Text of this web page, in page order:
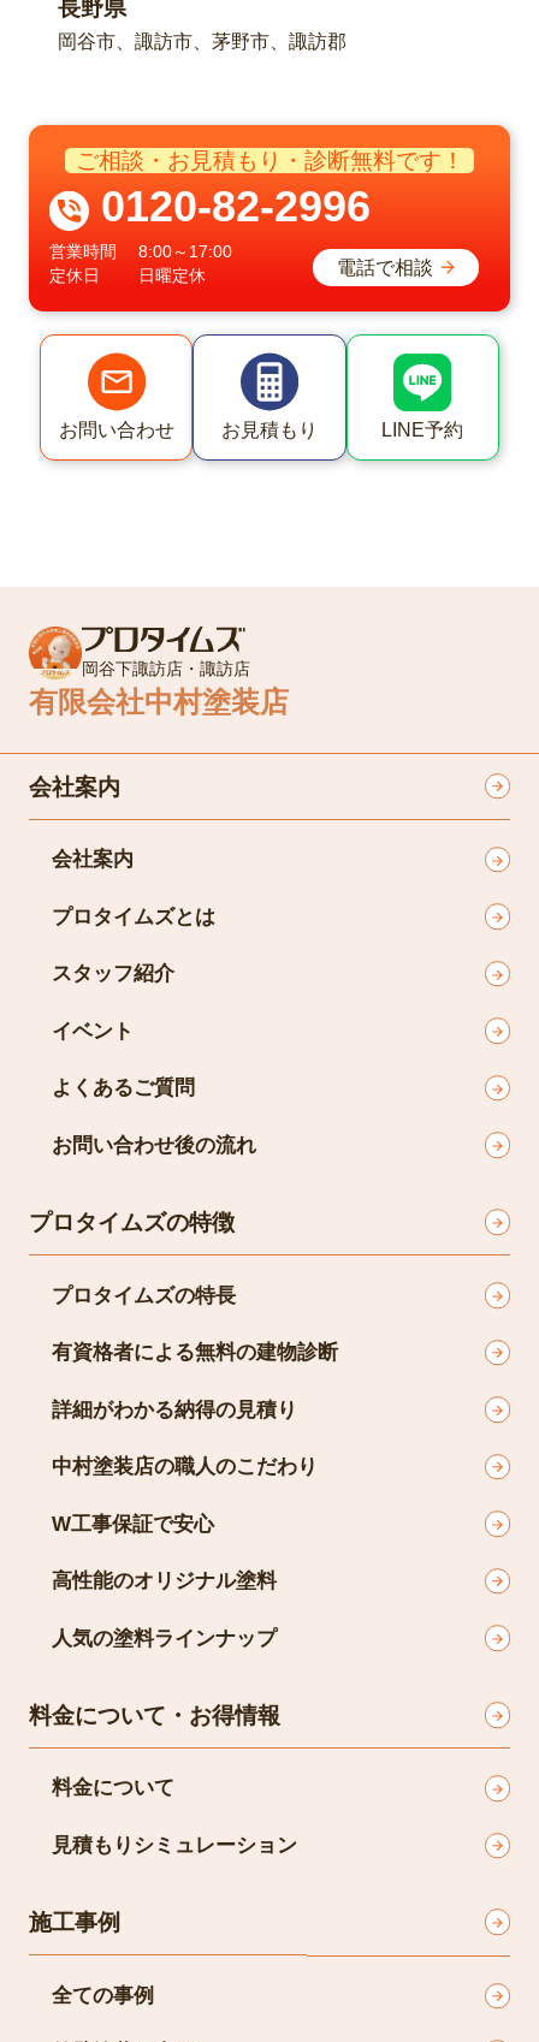
長野県
岡谷市、諏訪市、茅野市、諏訪郡
ご相談・お見積もり・診断無料です！
0120-82-2996
営業時間
8:00～17:00
定休日
日曜定休 電話で相談
お問い合わせ お見積もり LINE予約
岡谷下諏訪店・諏訪店
有限会社中村塗装店
会社案内
会社案内
プロタイムズとは
スタッフ紹介
イベント
よくあるご質問
お問い合わせ後の流れ
プロタイムズの特徴
プロタイムズの特長
有資格者による無料の建物診断
詳細がわかる納得の見積り
中村塗装店の職人のこだわり
W工事保証で安心
高性能のオリジナル塗料
人気の塗料ラインナップ
料金について・お得情報
料金について
見積もりシミュレーション
施工事例
全ての事例